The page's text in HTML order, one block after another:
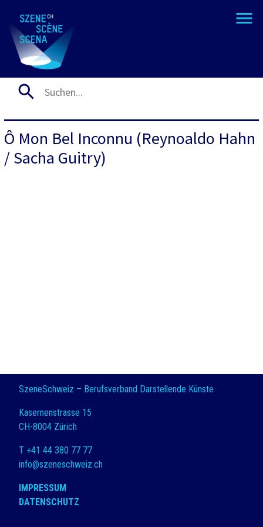
Ô Mon Bel Inconnu (Reynoaldo Hahn
/ Sacha Guitry)
SzeneSchweiz – Berufsverband Darstellende Künste
Kasernenstrasse 15
CH-8004 Zürich
T +41 44 380 77 77
info@szeneschweiz.ch
IMPRESSUM
DATENSCHUTZ